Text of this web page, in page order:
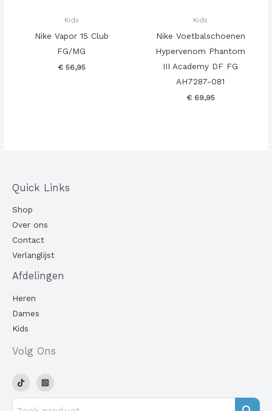
Kids
Nike Vapor 15 Club
FG/MG
€56,95
Kids
Nike Voetbalschoenen
Hypervenom Phantom
III Academy DF FG
AH7287-081
€69,95
Quick Links
Shop
Over ons
Contact
Verlanglijst
Afdelingen
Heren
Dames
Kids
Volg Ons